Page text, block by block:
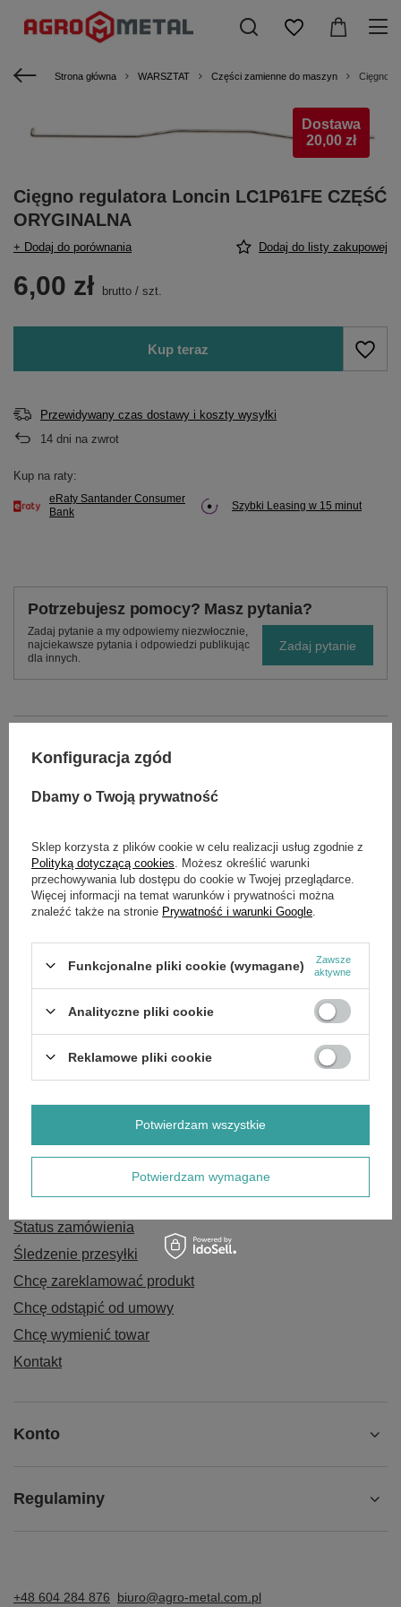
Strona główna WARSZTAT Części zamienne do maszyn Cięgno
Dostawa
20,00 zł
Cięgno regulatora Loncin LC1P61FE CZĘŚĆ
ORYGINALNA
+ Dodaj do porównania Dodaj do listy zakupowej
6,00 zł brutto / szt.
Kup teraz
Przewidywany czas dostawy i koszty wysyłki
14 dni na zwrot
Kup na raty:
eRaty Santander Consumer
Bank
Szybki Leasing w 15 minut
Potrzebujesz pomocy? Masz pytania?
Zadaj pytanie a my odpowiemy niezwłocznie,
najciekawsze pytania i odpowiedzi publikując
dla innych.
Zadaj pytanie
OPINIE (0)
Cięgno regulatora Loncin LC1P61FE CZĘŚĆ
6,00 zł
Status zamówienia
Śledzenie przesyłki
Chcę zareklamować produkt
Chcę odstąpić od umowy
Chcę wymienić towar
Kontakt
Konto
Regulaminy
+48 604 284 876 biuro@agro-metal.com.pl
Konfiguracja zgód
Dbamy o Twoją prywatność
Sklep korzysta z plików cookie w celu realizacji usług zgodnie z
Polityką dotyczącą cookies . Możesz określić warunki
przechowywania lub dostępu do cookie w Twojej przeglądarce.
Więcej informacji na temat warunków i prywatności można
znaleźć także na stronie Prywatność i warunki Google
Funkcjonalne pliki cookie (wymagane)
Zawsze
aktywne
Analityczne pliki cookie
Reklamowe pliki cookie
Potwierdzam wymagane
Potwierdzam wszystkie